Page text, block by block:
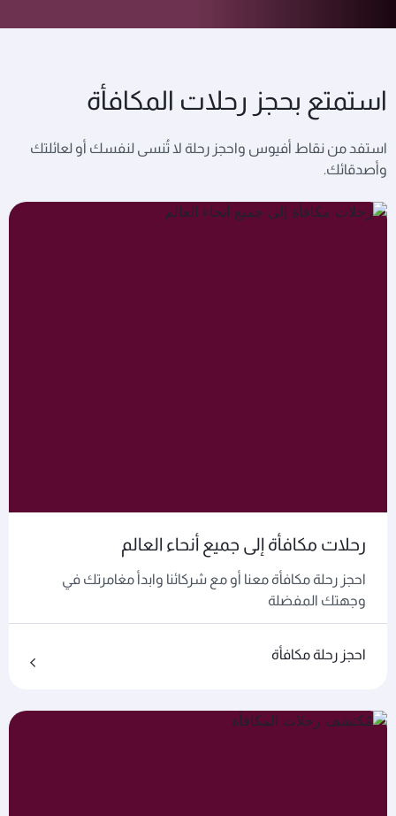
استمتع بحجز رحلات المكافأة
استفد من نقاط أفيوس واحجز رحلة لا تُنسى لنفسك أو لعائلتك
وأصدقائك.
رحلات مكافأة إلى جميع أنحاء العالم
احجز رحلة مكافأة معنا أو مع شركائنا وابدأ مغامرتك في
وجهتك المفضلة
احجز رحلة مكافأة